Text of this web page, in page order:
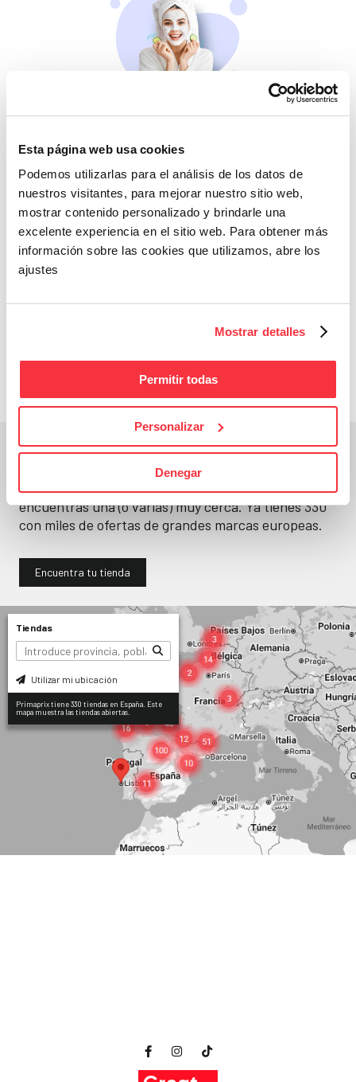
Esta página web usa cookies
Podemos utilizarlas para el análisis de los datos de
nuestros visitantes, para mejorar nuestro sitio web,
mostrar contenido personalizado y brindarle una
excelente experiencia en el sitio web. Para obtener más
información sobre las cookies que utilizamos, abre los
ajustes
Mostrar detalles
Permitir todas
Personalizar
Denegar
Belleza
Si no te mimas tú…
Adelántate a todos y
En un segundo, la encuentras.
No paramos de abrirtiendas. Seguro que
encuentras una (o varias) muy cerca. Ya tienes330
con miles de ofertas de grandes marcas europeas.
Encuentra tu tienda
Tiendas
Utilizar mi ubicación
Primaprix tiene 330 tiendas en España. Este
mapa muestra las tiendas abiertas.